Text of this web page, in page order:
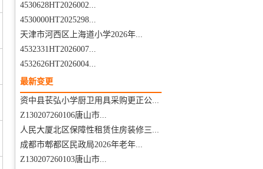
4530628HT2026002...
4530000HT2025298...
天津市河西区上海道小学2026年...
4532331HT2026007...
4532626HT2026004...
最新变更
资中县苌弘小学厨卫用具采购更正公...
Z130207260106唐山市...
人民大厦北区保障性租赁住房装修三...
成都市郫都区民政局2026年老年...
Z130207260103唐山市...